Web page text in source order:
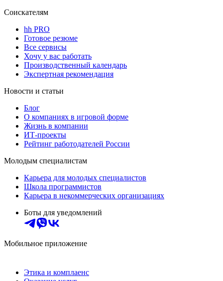
Соискателям
hh PRO
Готовое резюме
Все сервисы
Хочу у вас работать
Производственный календарь
Экспертная рекомендация
Новости и статьи
Блог
О компаниях в игровой форме
Жизнь в компании
ИТ-проекты
Рейтинг работодателей России
Молодым специалистам
Карьера для молодых специалистов
Школа программистов
Карьера в некоммерческих организациях
Боты для уведомлений
Мобильное приложение
Этика и комплаенс